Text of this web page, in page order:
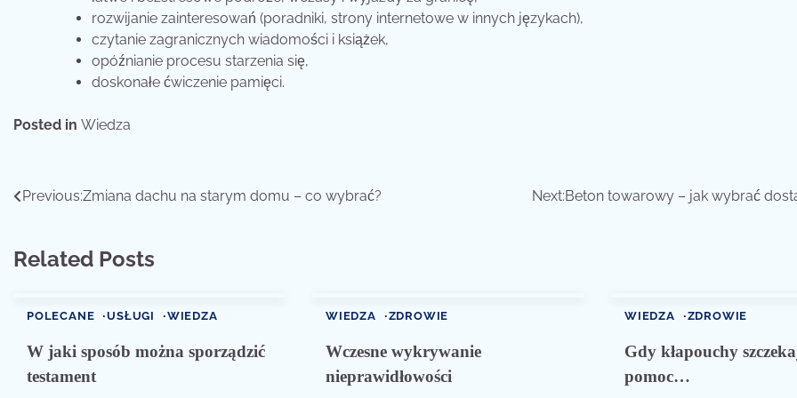
rozwijanie zainteresowań (poradniki, strony internetowe w innych językach),
czytanie zagranicznych wiadomości i książek,
opóźnianie procesu starzenia się,
doskonałe ćwiczenie pamięci.
Posted in Wiedza
Nawigacja
Previous:Zmiana dachu na starym domu – co wybrać? Next:Beton towarowy – jak wybrać
Related Posts
POLECANE USŁUGI WIEDZA
W jaki sposób można sporządzić
testament
WIEDZA ZDROWIE
Wczesne wykrywanie
nieprawidłowości
WIEDZA ZDROWIE
Gdy kłapouchy
pomoc…